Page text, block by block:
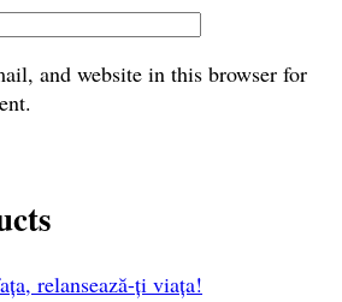
and website in this browser for